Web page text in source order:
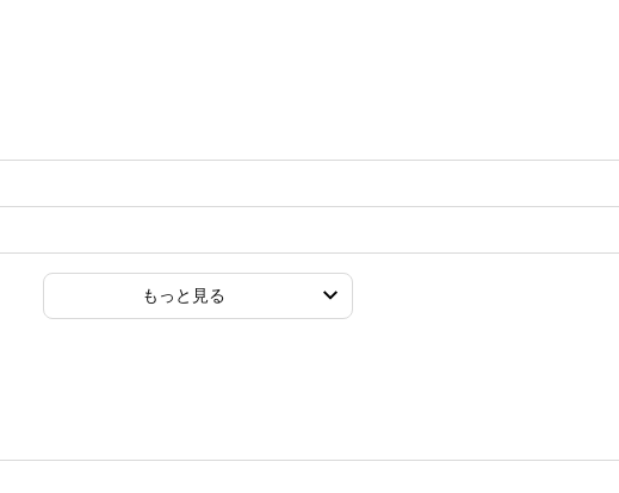
もっと見る